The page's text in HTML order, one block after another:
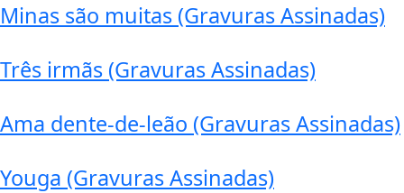
Minas são muitas (Gravuras Assinadas)
Três irmãs (Gravuras Assinadas)
Ama dente-de-leão (Gravuras Assinadas)
Youga (Gravuras Assinadas)